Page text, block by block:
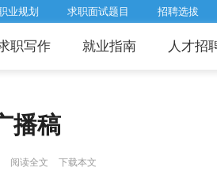
业规划 求职面试题目 招聘选拔
职写作 就业指南 人才招
播稿
阅读全文 下载本文